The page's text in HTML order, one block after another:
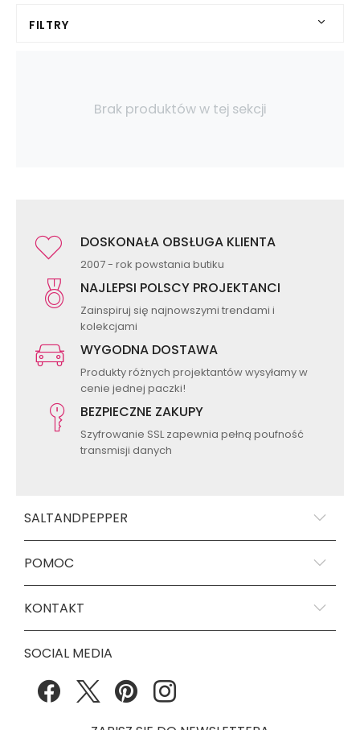
FILTRY
Brak produktów w tej sekcji
DOSKONAŁA OBSŁUGA KLIENTA
2007 - rok powstania butiku
NAJLEPSI POLSCY PROJEKTANCI
Zainspiruj się najnowszymi trendami i
kolekcjami
WYGODNA DOSTAWA
Produkty różnych projektantów wysyłamy w
cenie jednej paczki!
BEZPIECZNE ZAKUPY
Szyfrowanie SSL zapewnia pełną poufność
transmisji danych
SALTANDPEPPER
POMOC
KONTAKT
SOCIAL MEDIA